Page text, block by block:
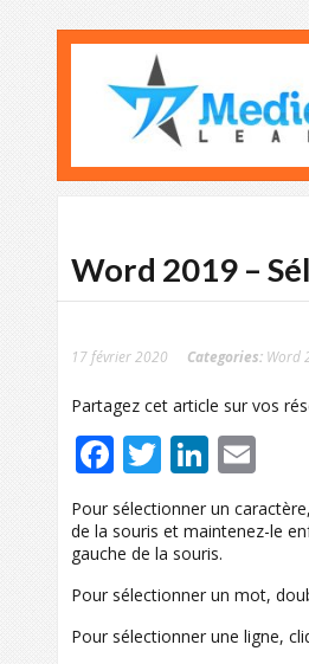
Word 2019 –
17 février 2020 Categories: Word
Partagez cet article sur vos
Facebook
Twitter
Pour sélectionner un
de la souris et maintenez-le
gauche de la souris.
Pour sélectionner un mot,
Pour sélectionner une ligne,